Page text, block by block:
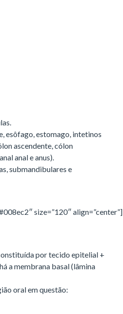
esôfago, estomago, intetinos
ascendente, cólon
anal e anus).
submandibulares e
size=”120″ align=”center”]
por tecido epitelial +
a membrana basal (lâmina
oral em questão: